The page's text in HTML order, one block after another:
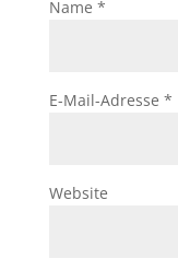
Name *
E-Mail-Adresse *
Website